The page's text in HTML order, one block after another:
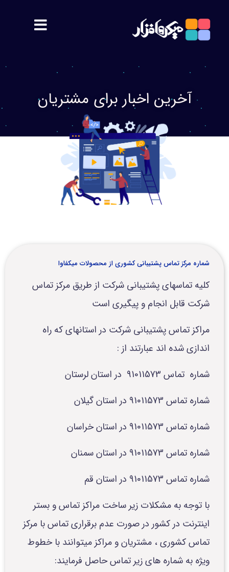
معرفی
اهداف
پشتیبانی
محصولات
تماس با ما
آخرین اخبار برای مشتریان
شماره مرکز تماس پشتیبانی کشوری از محصولات میکفاوا
کلیه تماسهای پشتیبانی شرکت از طریق مرکز تماس
شرکت قابل انجام و پیگیری است
مراکز تماس پشتیبانی شرکت در استانهای که راه
اندازی شده اند عبارتند از :
شماره تماس 91011573 در استان لرستان
شماره تماس 91011573 در استان گیلان
شماره تماس 91011573 در استان خراسان
شماره تماس 91011573 در استان سمنان
شماره تماس 91011573 در استان قم
با توجه به مشکلات زیر ساخت مراکز تماس و بستر
اینترنت در کشور در صورت عدم برقراری تماس با مرکز
تماس کشوری ، مشتریان و مراکز میتوانند با خطوط
ویژه به شماره های زیر تماس حاصل فرمایند: